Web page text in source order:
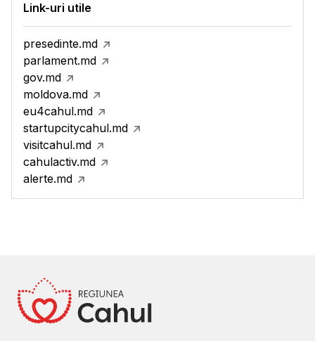
Link-uri utile
presedinte.md
parlament.md
gov.md
moldova.md
eu4cahul.md
startupcitycahul.md
visitcahul.md
cahulactiv.md
alerte.md